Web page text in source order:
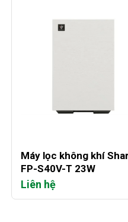
7.900.000₫.
Máy lọc không khí
FP-S40V-T 23W
Liên hệ